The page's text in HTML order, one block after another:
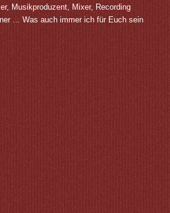
Musikproduzent, Mixer, Recording
... Was auch immer ich für Euch sein